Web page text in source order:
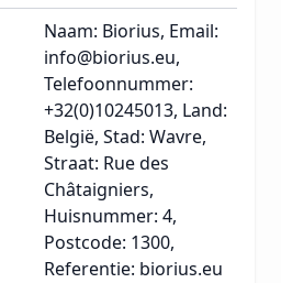
Naam: Biorius, Email:
info@biorius.eu,
Telefoonnummer:
+32(0)10245013, Land:
België, Stad: Wavre,
Straat: Rue des
Châtaigniers,
Huisnummer: 4,
Postcode: 1300,
Referentie: biorius.eu